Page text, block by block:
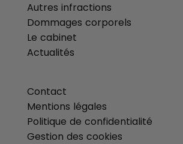
Autres infractions
Dommages corporels
Le cabinet
Actualités
Contact
Mentions légales
Politique de confidentialité
Gestion des cookies